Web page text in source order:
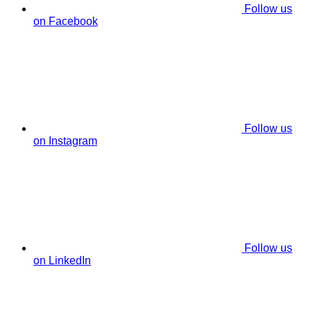
Follow us
on Facebook
Follow us
on Instagram
Follow us
on LinkedIn